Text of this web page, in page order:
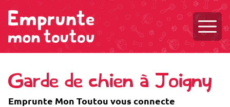
Garde de chien à Joigny
Emprunte Mon Toutou vous connecte